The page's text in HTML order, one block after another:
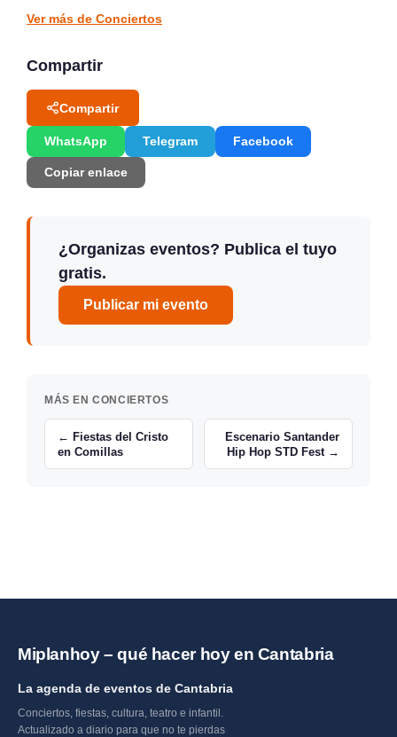
Ver más de Conciertos
Compartir
Compartir
WhatsApp Telegram Facebook
Copiar enlace
¿Organizas eventos? Publica el tuyo
gratis.
Publicar mi evento
MÁS EN CONCIERTOS
← Fiestas del Cristo
en Comillas
Escenario Santander
Hip Hop STD Fest →
Miplanhoy – qué hacer hoy en Cantabria
La agenda de eventos de Cantabria
Conciertos, fiestas, cultura, teatro e infantil.
Actualizado a diario para que no te pierdas